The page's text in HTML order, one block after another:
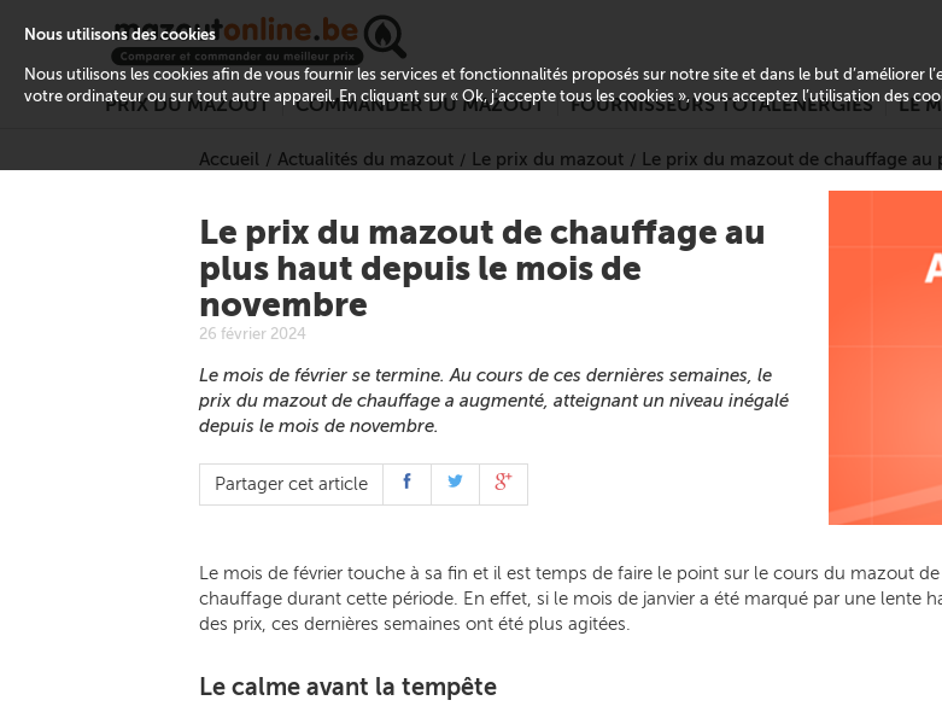
PRIX DU MAZOUT COMMANDER DU MAZOUT FOURNISSEURS TOTALENERGIES LE
Accueil Actualités du mazout Le prix du mazout Le prix du mazout de chauffage
Le prix du mazout de chauffage au
plus haut depuis le mois de
novembre
26 février 2024
Le mois de février se termine. Au cours de ces dernières semaines, le
prix du mazout de chauffage a augmenté, atteignant un niveau inégalé
depuis le mois de novembre.
Partager cet article
Le mois de février touche à sa fin et il est temps de faire le point sur le cours du mazout de
chauffage durant cette période. En effet, si le mois de janvier a été marqué par une lente
des prix, ces dernières semaines ont été plus agitées.
Le calme avant la tempête
Nous utilisons des cookies
Nous utilisons les cookies afin de vous fournir les services et fonctionnalités proposés sur notre site et dans le but d’améliorer
votre ordinateur ou sur tout autre appareil. En cliquant sur « Ok, j’accepte tous les cookies », vous acceptez l’utilisation des